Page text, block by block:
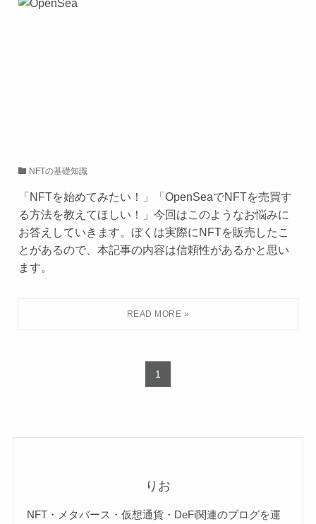
NFTの基礎知識
「NFTを始めてみたい！」「OpenSeaでNFTを売買す
る方法を教えてほしい！」今回はこのようなお悩みに
お答えしていきます。ぼくは実際にNFTを販売したこ
とがあるので、本記事の内容は信頼性があるかと思い
ます。
1
りお
NFT・メタバース・仮想通貨・DeFi関連のブログを運